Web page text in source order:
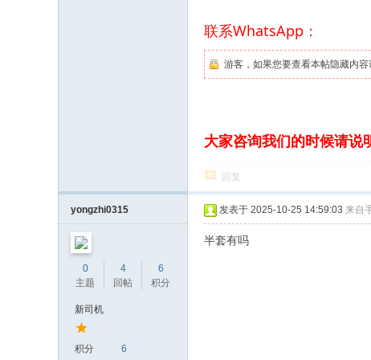
联系WhatsApp：
游客，如果您要查看本帖隐藏内容
大家咨询我们的时候请说
回复
yongzhi0315
0
主题
4
回帖
6
积分
新司机
积分 6
发表于 2025-10-25 14:59:03 来自
半套有吗